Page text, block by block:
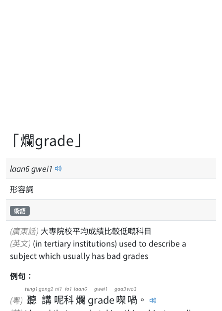
「爛grade」
laan6gwei1
形容詞
術語
(廣東話) 大專院校平均成績比較低嘅科目
(英文)
subject which usually has bad grades
例句：
(粵) 聽
teng1
講
gong2
呢
ni1
科
fo1
爛
laan6
grade
gwei1
㗎
gaa3
喎
wo3
。